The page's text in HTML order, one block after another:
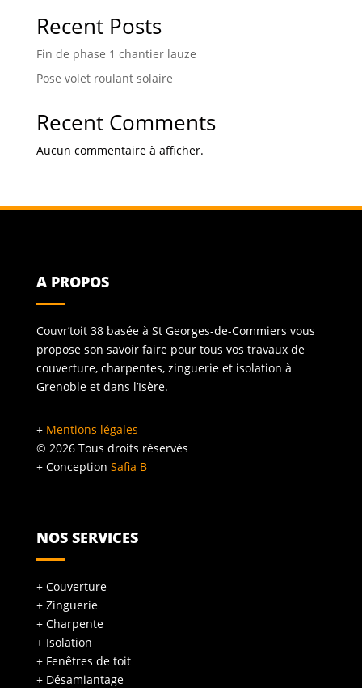
Recent Posts
Fin de phase 1 chantier lauze
Pose volet roulant solaire
Recent Comments
Aucun commentaire à afficher.
A PROPOS
Couvr’toit 38 basée à St Georges-de-Commiers vous
propose son savoir faire pour tous vos travaux de
couverture, charpentes, zinguerie et isolation à
Grenoble et dans l’Isère.
+ Mentions légales
© 2026Tous droits réservés
+ Conception Safia B
NOS SERVICES
+ Couverture
+ Zinguerie
+ Charpente
+ Isolation
+ Fenêtres de toit
+ Désamiantage